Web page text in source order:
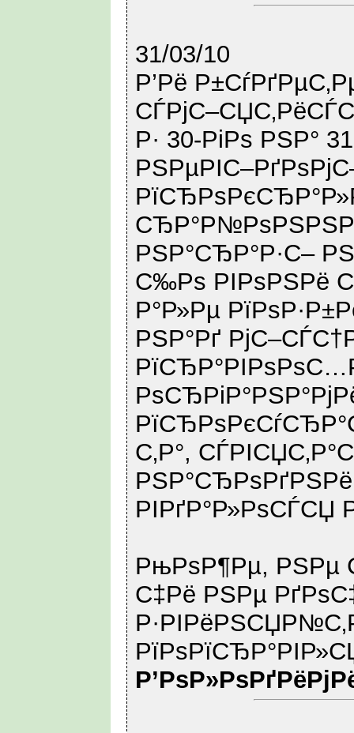
31/03/10
Р’Рё
Р· 30-РіРѕ РЅР°
РЅР°СЂР°Р·С–
С‰Рѕ РІРѕРЅРё
Р°Р»Рµ
РЅР°Рґ
С‚Р°,
РІРґР°Р»РѕСЃСЏ
РњРѕР¶Рµ, РЅРµ
С‡Рё РЅРµ